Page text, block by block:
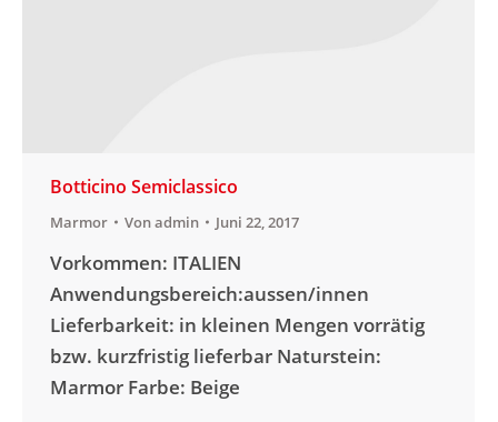
Botticino Semiclassico
Marmor Vonadmin Juni 22, 2017
Vorkommen: ITALIEN
Anwendungsbereich:aussen/innen
Lieferbarkeit: in kleinen Mengen vorrätig
bzw. kurzfristig lieferbar Naturstein:
Marmor Farbe: Beige